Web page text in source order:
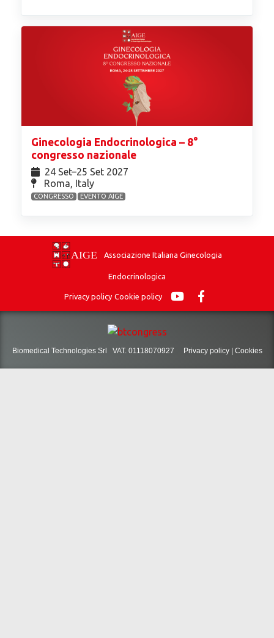
Ginecologia Endocrinologica – 8°
congresso nazionale
24 Set⁠–25 Set 2027
Roma, Italy
CONGRESSO EVENTO AIGE
Associazione Italiana Ginecologia
Endocrinologica
Privacy policy Cookie policy
Biomedical Technologies Srl VAT. 01118070927 Privacy policy| Cookies